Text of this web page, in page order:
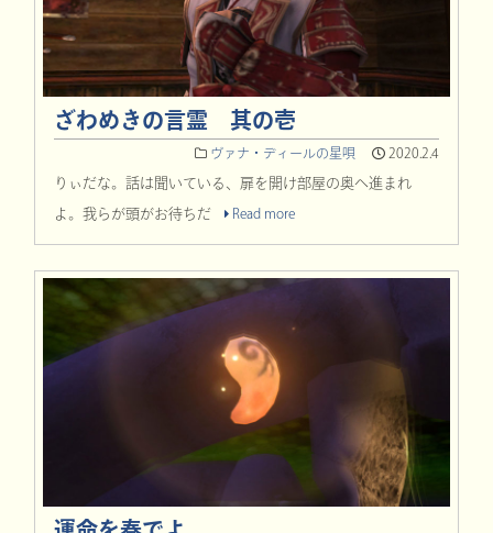
ざわめきの言霊 其の壱
ヴァナ・ディールの星唄 2020.2.4
りぃだな。話は聞いている、扉を開け部屋の奥へ進まれ
よ。我らが頭がお待ちだ Read more